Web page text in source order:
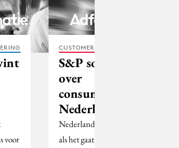
voor
CUSTOMER EXPERIENCE
S&P somber
over
consumptie in
Nederland
Nederland is sinds 2008
als het gaat om de